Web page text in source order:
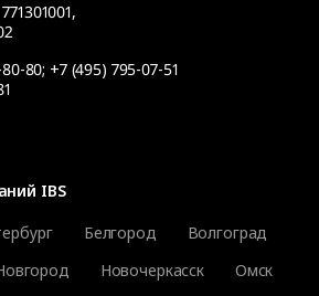
80; +7 (495) 795-07-51
IBS
Белгород
Волгоград
Новочеркасск
Омск